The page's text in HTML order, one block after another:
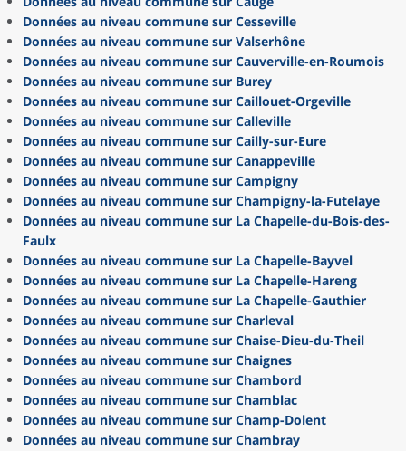
Données au niveau commune sur Cesseville
Données au niveau commune sur Valserhône
Données au niveau commune sur Cauverville-en-Roumois
Données au niveau commune sur Burey
Données au niveau commune sur Caillouet-Orgeville
Données au niveau commune sur Calleville
Données au niveau commune sur Cailly-sur-Eure
Données au niveau commune sur Canappeville
Données au niveau commune sur Campigny
Données au niveau commune sur Champigny-la-Futelaye
Données au niveau commune sur La Chapelle-du-Bois-des-
Faulx
Données au niveau commune sur La Chapelle-Bayvel
Données au niveau commune sur La Chapelle-Hareng
Données au niveau commune sur La Chapelle-Gauthier
Données au niveau commune sur Charleval
Données au niveau commune sur Chaise-Dieu-du-Theil
Données au niveau commune sur Chaignes
Données au niveau commune sur Chambord
Données au niveau commune sur Chamblac
Données au niveau commune sur Champ-Dolent
Données au niveau commune sur Chambray